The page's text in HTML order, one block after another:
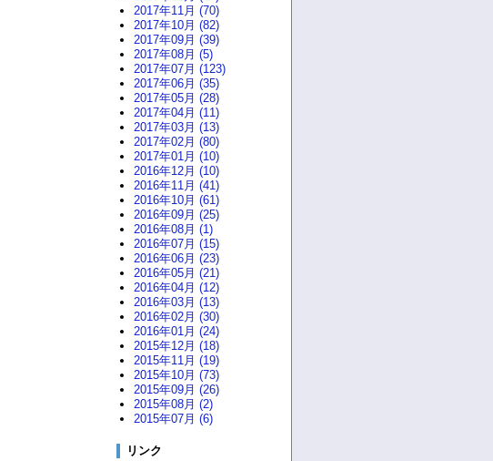
2017年11月 (70)
2017年10月 (82)
2017年09月 (39)
2017年08月 (5)
2017年07月 (123)
2017年06月 (35)
2017年05月 (28)
2017年04月 (11)
2017年03月 (13)
2017年02月 (80)
2017年01月 (10)
2016年12月 (10)
2016年11月 (41)
2016年10月 (61)
2016年09月 (25)
2016年08月 (1)
2016年07月 (15)
2016年06月 (23)
2016年05月 (21)
2016年04月 (12)
2016年03月 (13)
2016年02月 (30)
2016年01月 (24)
2015年12月 (18)
2015年11月 (19)
2015年10月 (73)
2015年09月 (26)
2015年08月 (2)
2015年07月 (6)
リンク